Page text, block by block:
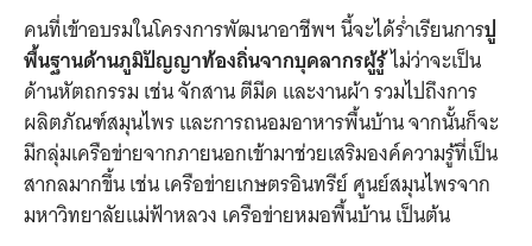
คนที่เข้าอบรมในโครงการพัฒนาอาชีพฯ นี้จะได้ร่ำเรียนการปู
พื้นฐานด้านภูมิปัญญาท้องถิ่นจากบุคลากรผู้รู้ไม่ว่าจะเป็น
ด้านหัตถกรรม เช่น จักสาน ตีมีด และงานผ้า รวมไปถึงการ
ผลิตภัณฑ์สมุนไพร และการถนอมอาหารพื้นบ้าน จากนั้นก็จะ
มีกลุ่มเครือข่ายจากภายนอกเข้ามาช่วยเสริมองค์ความรู้ที่เป็น
สากลมากขึ้น เช่น เครือข่ายเกษตรอินทรีย์ ศูนย์สมุนไพรจาก
มหาวิทยาลัยแม่ฟ้าหลวง เครือข่ายหมอพื้นบ้าน เป็นต้น